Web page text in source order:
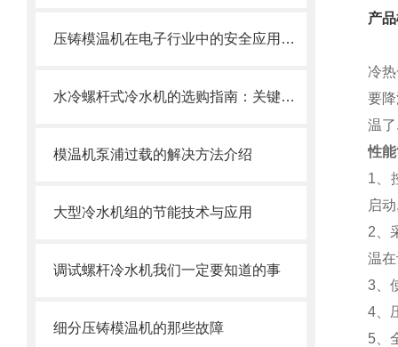
压铸模温机在电子行业中的安全应用技巧分享
水冷螺杆式冷水机的选购指南：关键因素和注意事项
模温机泵浦过载的解决方法介绍
大型冷水机组的节能技术与应用
调试螺杆冷水机我们一定要知道的事
细分压铸模温机的那些故障
产
冷
要
温
性
1
启
2
温
3
4
5